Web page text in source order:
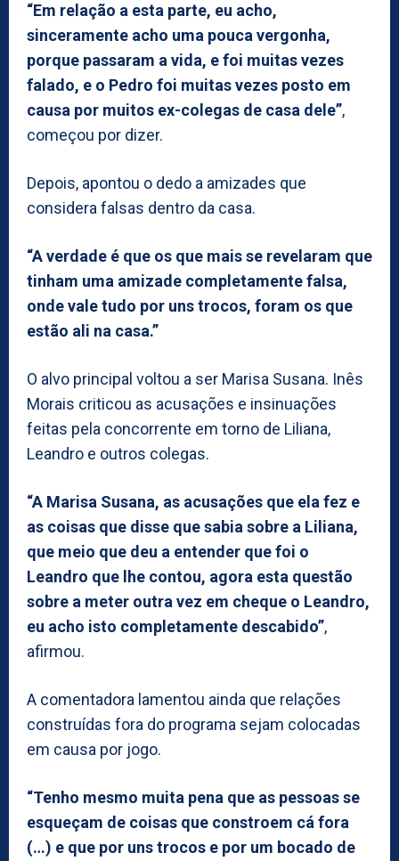
“Em relação a esta parte, eu acho,
sinceramente acho uma pouca vergonha,
porque passaram a vida, e foi muitas vezes
falado, e o Pedro foi muitas vezes posto em
causa por muitos ex-colegas de casa dele”,
começou por dizer.
Depois, apontou o dedo a amizades que
considera falsas dentro da casa.
“A verdade é que os que mais se revelaram que
tinham uma amizade completamente falsa,
onde vale tudo por uns trocos, foram os que
estão ali na casa.”
O alvo principal voltou a ser Marisa Susana. Inês
Morais criticou as acusações e insinuações
feitas pela concorrente em torno de Liliana,
Leandro e outros colegas.
“A Marisa Susana, as acusações que ela fez e
as coisas que disse que sabia sobre a Liliana,
que meio que deu a entender que foi o
Leandro que lhe contou, agora esta questão
sobre a meter outra vez em cheque o Leandro,
eu acho isto completamente descabido”,
afirmou.
A comentadora lamentou ainda que relações
construídas fora do programa sejam colocadas
em causa por jogo.
“Tenho mesmo muita pena que as pessoas se
esqueçam de coisas que constroem cá fora
(…) e que por uns trocos e por um bocado de